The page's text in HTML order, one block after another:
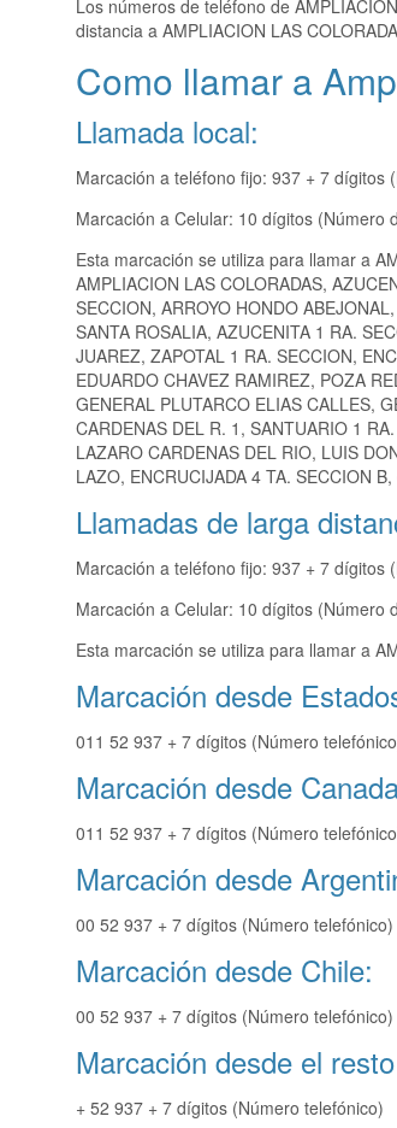
Los números de teléfono de
distancia a AMPLIACION LAS
Como llamar a
Llamada local:
Marcación a teléfono fijo: 937 + 7 dígitos
Marcación a Celular: 10 dígitos (Número
Esta marcación se utiliza para llamar a
AMPLIACION LAS COLORADAS,
SECCION, ARROYO HONDO
SANTA ROSALIA, AZUCENITA 1 RA.
JUAREZ, ZAPOTAL 1 RA. SECCION,
EDUARDO CHAVEZ RAMIREZ, POZA
GENERAL PLUTARCO ELIAS CALLES,
CARDENAS DEL R. 1, SANTUARIO 1
LAZARO CARDENAS DEL RIO, LUIS
LAZO, ENCRUCIJADA 4 TA. SECCION B,
Llamadas de larga
Marcación a teléfono fijo: 937 + 7 dígitos
Marcación a Celular: 10 dígitos (Número
Esta marcación se utiliza para llamar a
Marcación desde
011 52 937 + 7 dígitos (Número
Marcación desde
011 52 937 + 7 dígitos (Número
Marcación desde
00 52 937 + 7 dígitos (Número telefónico)
Marcación desde Chile:
00 52 937 + 7 dígitos (Número telefónico)
Marcación desde el
+ 52 937 + 7 dígitos (Número telefónico)